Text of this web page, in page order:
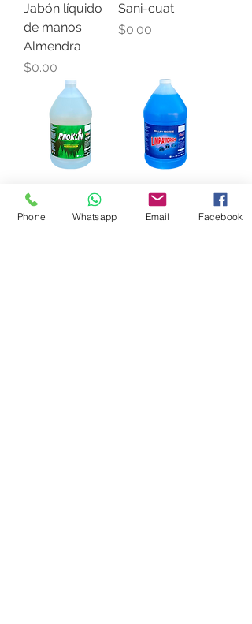
Jabón líquido
de manos
Almendra
Precio
$0.00
Sani-cuat
Precio
$0.00
Pinoklin
Precio
$0.00
Limpiavidrios
Precio
$0.00
Phone Whatsapp Email Facebook